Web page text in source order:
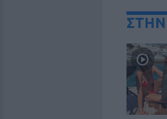
ΣΤΗΝ